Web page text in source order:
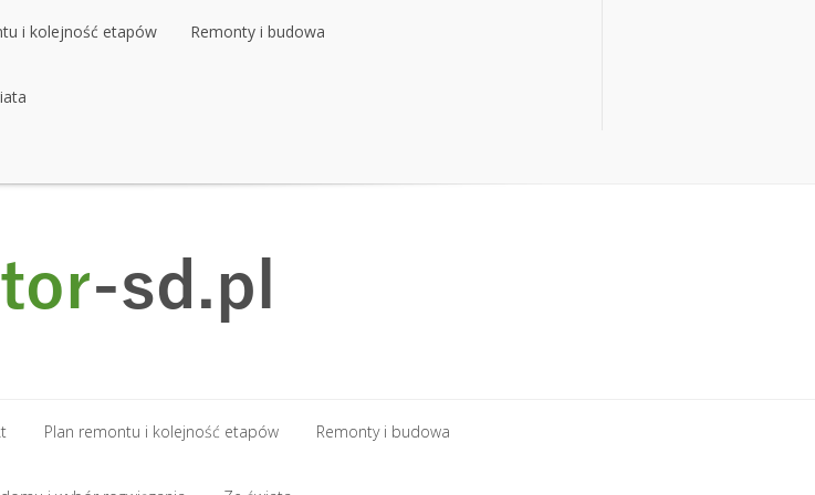
i kolejność etapów
i kolejność etapów
Remonty i budowa
Plan remontu i kolejność etapów Remonty i budowa